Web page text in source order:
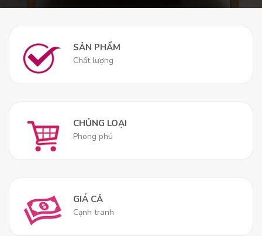
Giá trị
Loại sản phẩm
Thương hiệu Thắng Lợi
Chiều rộng 1m
Độ dày
Công nghệ
SẢN PHẨM
Chất lượng
CHỦNG LOẠI
Phong phú
GIÁ CẢ
Cạnh tranh